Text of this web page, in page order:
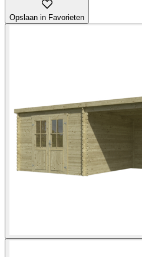
Opslaan in Favorieten